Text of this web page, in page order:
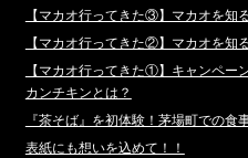
【マカオ行ってきた③】マカオを知
【マカオ行ってきた②】マカオを
【マカオ行ってきた①】キャンペ
カンチキンとは？
『茶そば』を初体験！茅場町での食
表紙にも想いを込めて！！